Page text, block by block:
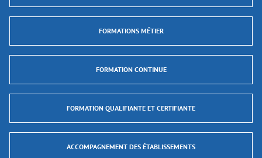
FORMATIONS MÉTIER
FORMATION CONTINUE
FORMATION QUALIFIANTE ET CERTIFIANTE
ACCOMPAGNEMENT DES ÉTABLISSEMENTS